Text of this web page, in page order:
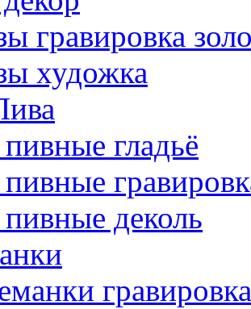
гравировка
художка
гладьё
деколь